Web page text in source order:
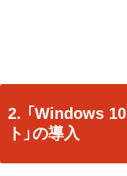
2. 「Windows
ト」の導入